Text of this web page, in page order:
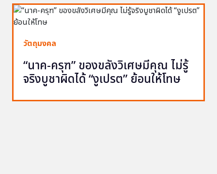
วัตถุมงคล
“นาค-ครุฑ” ของขลังวิเศษมีคุณ ไม่รู้
จริงบูชาผิดได้ “งูเปรต” ย้อนให้โทษ